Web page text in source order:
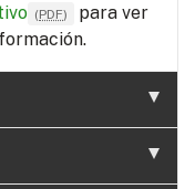
(PDF)
para ver